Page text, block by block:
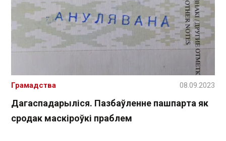
Дагаспадарыліся. Пазбаўленне пашпарта як
сродак маскіроўкі праблем
Грамадства 08.09.2023